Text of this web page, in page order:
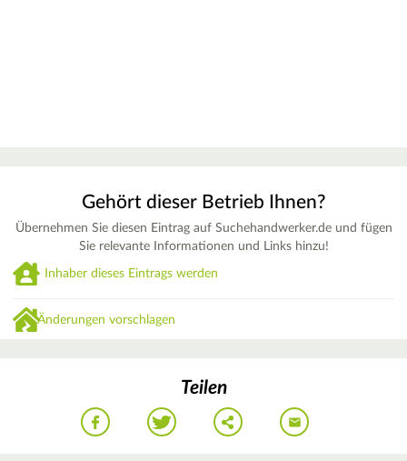
Gehört dieser Betrieb Ihnen?
Übernehmen Sie diesen Eintrag auf Suchehandwerker.de und fügen
Sie relevante Informationen und Links hinzu!
Inhaber dieses Eintrags werden
Änderungen vorschlagen
Teilen